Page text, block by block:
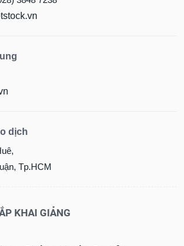
dịch
Tp.HCM
KHAI GIẢNG